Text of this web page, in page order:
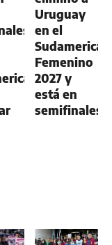
Uruguay
en el
Femenino
2027 y
está en
semifinales